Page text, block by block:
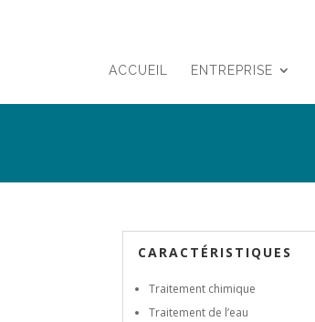
ACCUEIL ENTREPRISE
CARACTÉRISTIQUES
Traitement chimique
Traitement de l’eau